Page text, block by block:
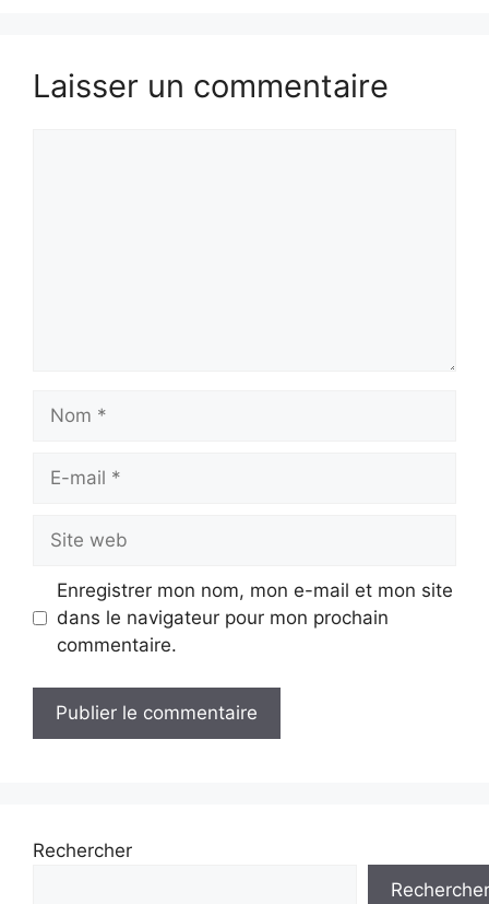
Laisser un commentaire
Nom
Site
web
Enregistrer mon nom, mon e-mail et mon site
dans le navigateur pour mon prochain
commentaire.
Rechercher
Rechercher